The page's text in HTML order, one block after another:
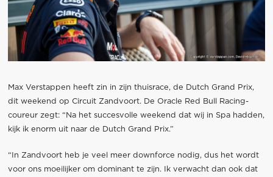
Max Verstappen heeft zin in zijn thuisrace, de Dutch Grand Prix,
dit weekend op Circuit Zandvoort. De Oracle Red Bull Racing-
coureur zegt: “Na het succesvolle weekend dat wij in Spa hadden,
kijk ik enorm uit naar de Dutch Grand Prix.”
“In Zandvoort heb je veel meer downforce nodig, dus het wordt
voor ons moeilijker om dominant te zijn. Ik verwacht dan ook dat